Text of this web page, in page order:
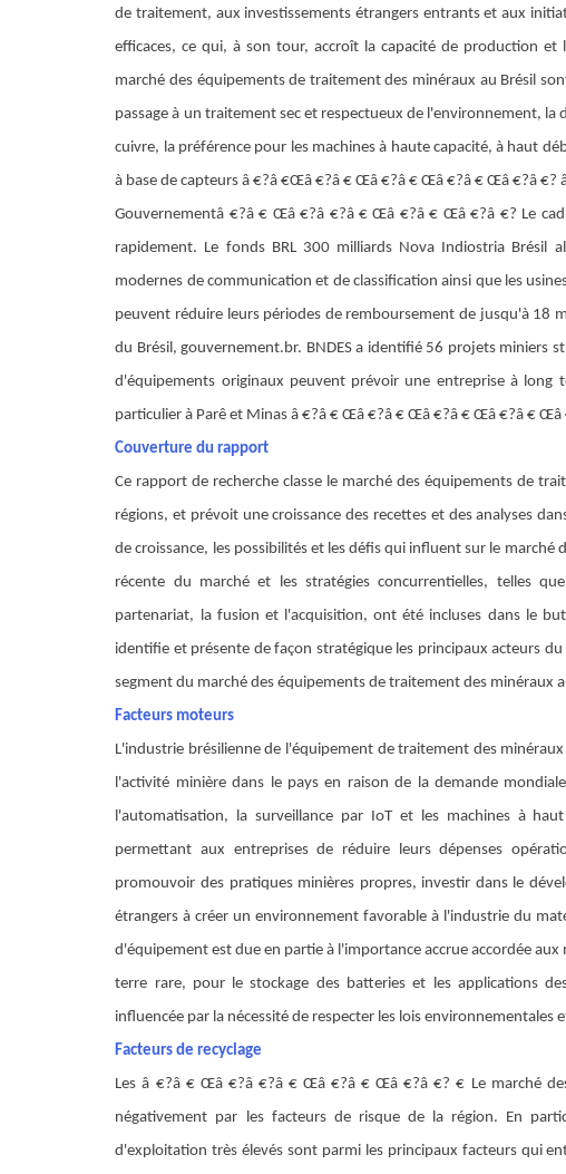
de traitement, aux investissements étrangers entrants et aux
efficaces, ce qui, à son tour, accroît la capacité de production
marché des équipements de traitement des minéraux au Brésil
passage à un traitement sec et respectueux de l'environnement,
cuivre, la préférence pour les machines à haute capacité, à haut
à base de capteurs â €?â €Œâ €?â € Œâ €?â € Œâ €?â € Œâ €?â €?
Gouvernementâ €?â € Œâ €?â €?â € Œâ €?â € Œâ €?â €? Le
rapidement. Le fonds BRL 300 milliards Nova Indiostria Brésil
modernes de communication et de classification ainsi que les
peuvent réduire leurs périodes de remboursement de jusqu'à 18
du Brésil, gouvernement.br. BNDES a identifié 56 projets miniers
d'équipements originaux peuvent prévoir une entreprise à
particulier à Parê et Minas â €?â € Œâ €?â € Œâ €?â € Œâ €?â € Œâ
Couverture du rapport
Ce rapport de recherche classe le marché des équipements de
régions, et prévoit une croissance des recettes et des analyses
de croissance, les possibilités et les défis qui influent sur le
récente du marché et les stratégies concurrentielles, telles
partenariat, la fusion et l'acquisition, ont été incluses dans le
identifie et présente de façon stratégique les principaux acteurs
segment du marché des équipements de traitement des minéraux
Facteurs moteurs
L'industrie brésilienne de l'équipement de traitement des
l'activité minière dans le pays en raison de la demande
l'automatisation, la surveillance par IoT et les machines à
permettant aux entreprises de réduire leurs dépenses
promouvoir des pratiques minières propres, investir dans le
étrangers à créer un environnement favorable à l'industrie du
d'équipement est due en partie à l'importance accrue accordée
terre rare, pour le stockage des batteries et les applications
influencée par la nécessité de respecter les lois environnementales
Facteurs de recyclage
Les â €?â € Œâ €?â €?â € Œâ €?â € Œâ €?â €? € Le marché
négativement par les facteurs de risque de la région. En
d'exploitation très élevés sont parmi les principaux facteurs qui